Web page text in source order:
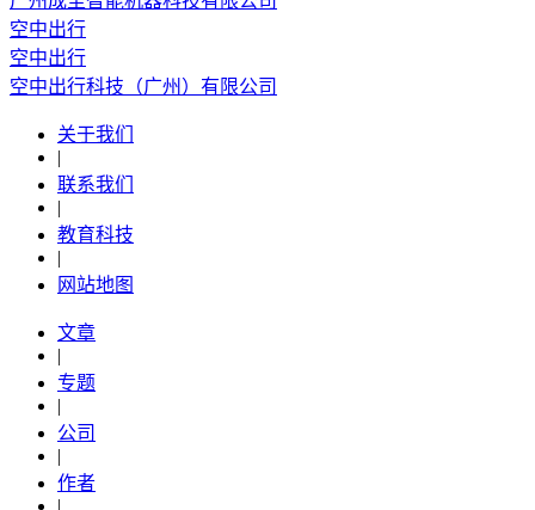
空中出行
空中出行
空中出行科技（广州）有限公司
关于我们
|
联系我们
|
教育科技
|
网站地图
文章
|
专题
|
公司
|
作者
|